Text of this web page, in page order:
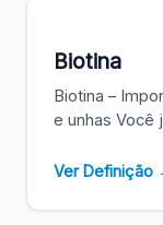
Biotina
Biotina –
e unhas Você
Ver Definição